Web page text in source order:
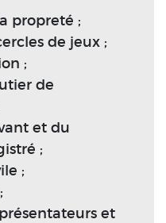
propreté ;
de jeux ;
;
de
et du
;
;
et